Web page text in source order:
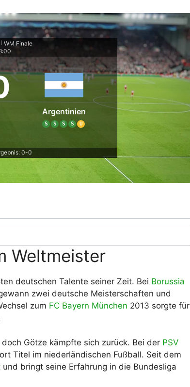
WM Finale
Argentinien
S S S S U
0-0
Weltmeister
deutschen Talente seiner Zeit. Bei Borussia
zwei deutsche Meisterschaften und
zum FC Bayern München 2013 sorgte für
Götze kämpfte sich zurück. Bei der PSV
Titel im niederländischen Fußball. Seit dem
und bringt seine Erfahrung in die Bundesliga